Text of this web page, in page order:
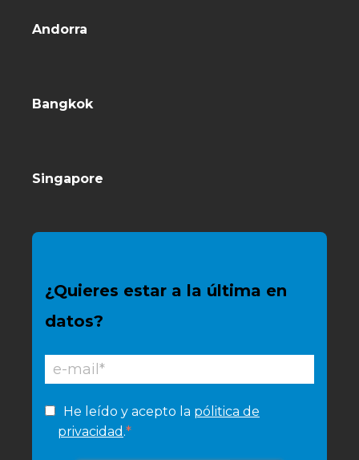
Andorra
Bangkok
Singapore
¿Quieres estar a la última en
datos?
He leído y acepto la pólitica de
privacidad .*